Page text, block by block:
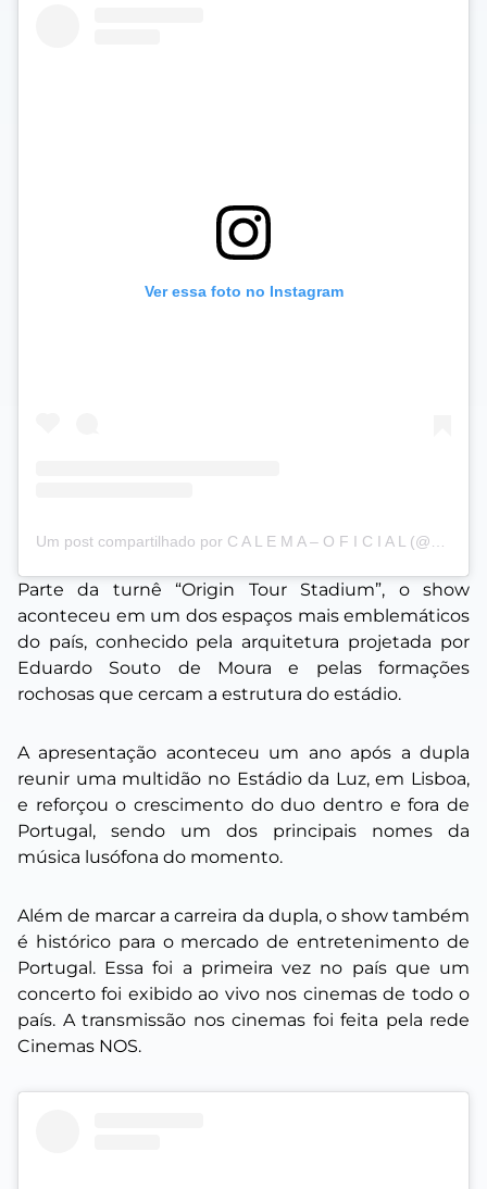
Ver essa foto no Instagram
Um post compartilhado por C A L E M A – O F I C I A L (@calema507)
Parte da turnê “Origin Tour Stadium”, o show
aconteceu em um dos espaços mais emblemáticos
do país, conhecido pela arquitetura projetada por
Eduardo Souto de Moura e pelas formações
rochosas que cercam a estrutura do estádio.
A apresentação aconteceu um ano após a dupla
reunir uma multidão no Estádio da Luz, em Lisboa,
e reforçou o crescimento do duo dentro e fora de
Portugal, sendo um dos principais nomes da
música lusófona do momento.
Além de marcar a carreira da dupla, o show também
é histórico para o mercado de entretenimento de
Portugal. Essa foi a primeira vez no país que um
concerto foi exibido ao vivo nos cinemas de todo o
país. A transmissão nos cinemas foi feita pela rede
Cinemas NOS.